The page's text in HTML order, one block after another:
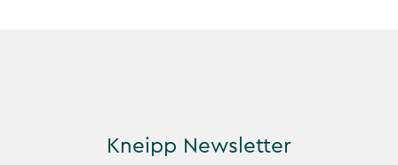
Kneipp Newsletter